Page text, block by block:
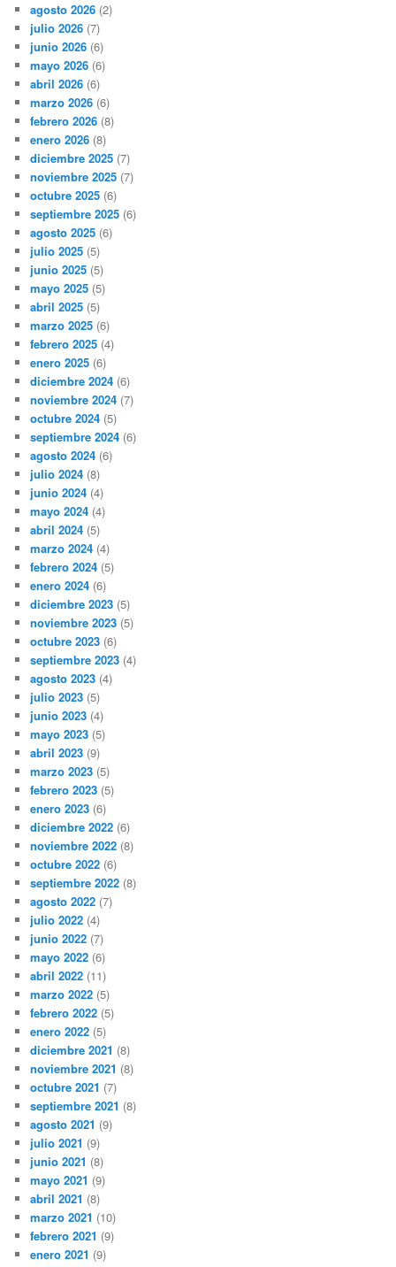
agosto 2026 (2)
julio 2026 (7)
junio 2026 (6)
mayo 2026 (6)
abril 2026 (6)
marzo 2026 (6)
febrero 2026 (8)
enero 2026 (8)
diciembre 2025 (7)
noviembre 2025 (7)
octubre 2025 (6)
septiembre 2025 (6)
agosto 2025 (6)
julio 2025 (5)
junio 2025 (5)
mayo 2025 (5)
abril 2025 (5)
marzo 2025 (6)
febrero 2025 (4)
enero 2025 (6)
diciembre 2024 (6)
noviembre 2024 (7)
octubre 2024 (5)
septiembre 2024 (6)
agosto 2024 (6)
julio 2024 (8)
junio 2024 (4)
mayo 2024 (4)
abril 2024 (5)
marzo 2024 (4)
febrero 2024 (5)
enero 2024 (6)
diciembre 2023 (5)
noviembre 2023 (5)
octubre 2023 (6)
septiembre 2023 (4)
agosto 2023 (4)
julio 2023 (5)
junio 2023 (4)
mayo 2023 (5)
abril 2023 (9)
marzo 2023 (5)
febrero 2023 (5)
enero 2023 (6)
diciembre 2022 (6)
noviembre 2022 (8)
octubre 2022 (6)
septiembre 2022 (8)
agosto 2022 (7)
julio 2022 (4)
junio 2022 (7)
mayo 2022 (6)
abril 2022 (11)
marzo 2022 (5)
febrero 2022 (5)
enero 2022 (5)
diciembre 2021 (8)
noviembre 2021 (8)
octubre 2021 (7)
septiembre 2021 (8)
agosto 2021 (9)
julio 2021 (9)
junio 2021 (8)
mayo 2021 (9)
abril 2021 (8)
marzo 2021 (10)
febrero 2021 (9)
enero 2021 (9)